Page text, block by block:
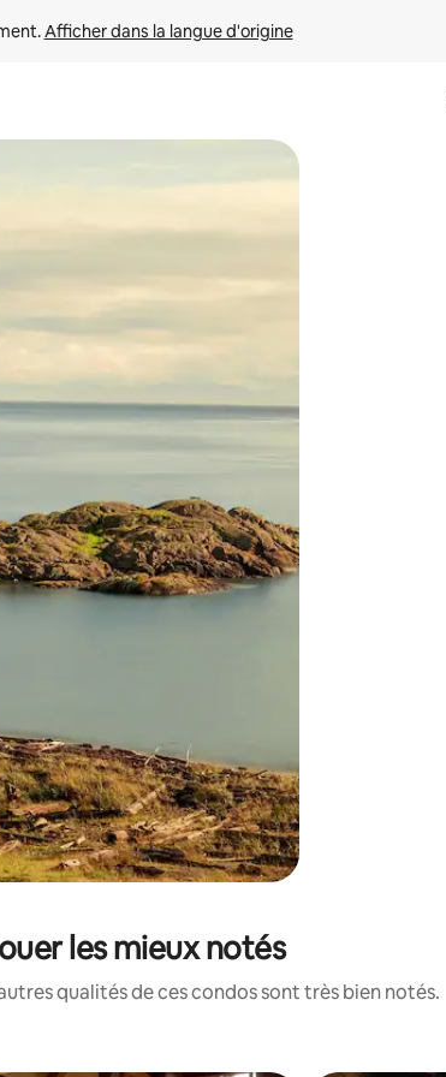
Afficher dans la langue d'origine
ou en appuyant dessus et en les faisant glisser.
les mieux notés
qualités de ces condos sont très bien notés.